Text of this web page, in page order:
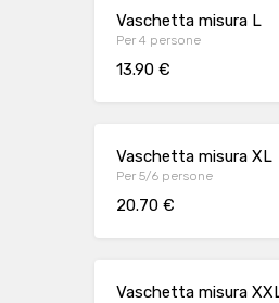
Vaschetta misura L
Per 4 persone
13.90 €
Vaschetta misura XL
Per 5/6 persone
20.70 €
Vaschetta misura